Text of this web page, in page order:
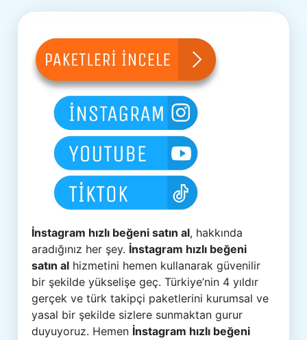
İnstagram hızlı beğeni satın al, hakkında
aradığınız her şey. İnstagram hızlı beğeni
satın al hizmetini hemen kullanarak güvenilir
bir şekilde yükselişe geç. Türkiye’nin 4 yıldır
gerçek ve türk takipçi paketlerini kurumsal ve
yasal bir şekilde sizlere sunmaktan gurur
duyuyoruz. Hemen İnstagram hızlı beğeni